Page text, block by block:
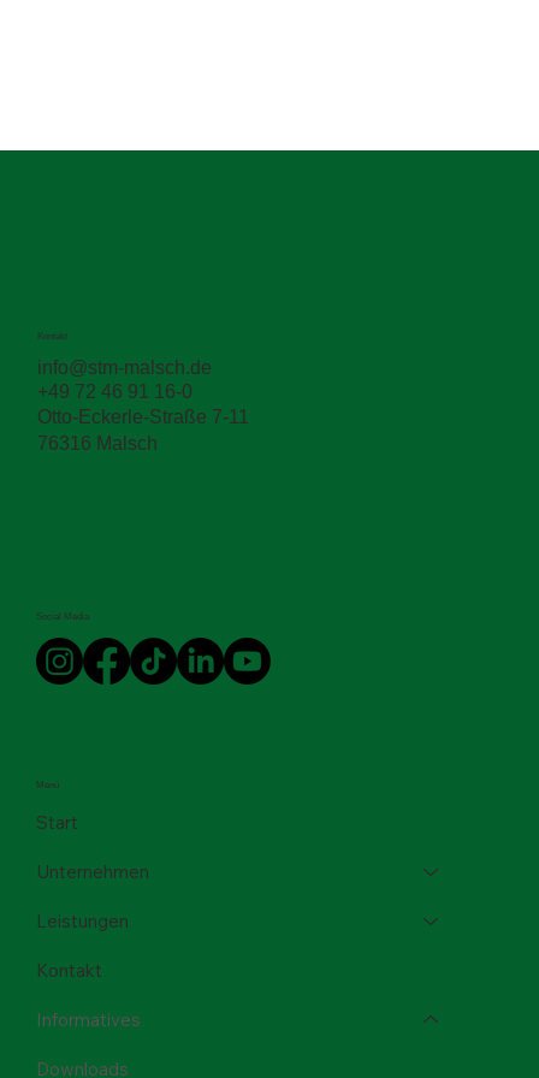
Menü
Start
Unternehmen
Leistungen
Kontakt
Informatives
Downloads
Kontakt
info@stm-malsch.de
+49 72 46 91 16-0
Otto-Eckerle-Straße 7-11
76316 Malsch
Social Media